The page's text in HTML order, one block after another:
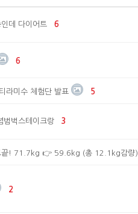
데 다이어트 6
6
라미수 체험단 발표 5
범벅스테이크랑 3
끝! 71.7kg 👉 59.6kg (총 12.1kg감량)
2